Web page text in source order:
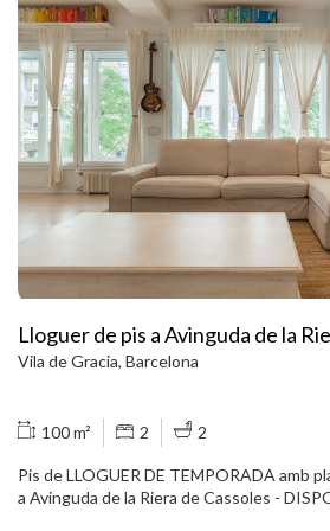
Lloguer de pis a Avinguda de la
Vila de Gracia, Barcelona
100 m² 2 2
Pis de LLOGUER DE TEMPORADA amb
a Avinguda de la Riera de Cassoles -